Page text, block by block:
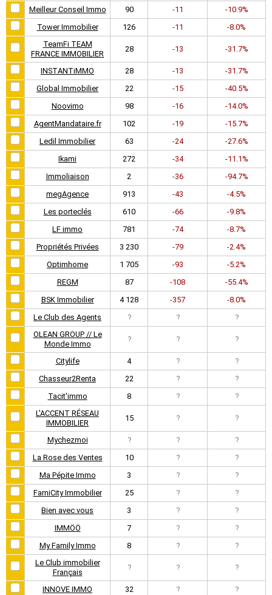
Meilleur Conseil Immo
90 -11
-10.9%
Tower Immobilier
126 -11
-8.0%
TeamFi TEAM
FRANCE IMMOBILIER
28 -13 -31.7%
INSTANTiMMO 28 -13
-31.7%
Global Immobilier
22 -15
-40.5%
Noovimo
98 -16
-14.0%
AgentMandataire.fr
102 -19
-15.7%
Ledil Immobilier
63 -24
-27.6%
Ikami
272 -34
-11.1%
Immoliaison
2 -36
-94.7%
megAgence
913 -43
-4.5%
Les porteclés
610 -66
-9.8%
LF immo
781 -74
-8.7%
Propriétés Privées
3 230 -79
-2.4%
Optimhome
1 705 -93
-5.2%
REGM
87 -108
-55.4%
BSK Immobilier
4 128 -357
-8.0%
Le Club des Agents
? ?
?
OLEAN GROUP // Le
Monde Immo
? ? ?
Citylife 4 ?
?
Chasseur2Renta
22 ?
?
Tacit'immo
8 ?
?
L'ACCENT RÉSEAU
IMMOBILIER
15 ? ?
Mychezmoi ? ?
?
La Rose des Ventes
10 ?
?
Ma Pépite Immo
3 ?
?
FamiCity Immobilier
25 ?
?
Bien avec vous
3 ?
?
IMMÖÖ
7 ?
?
My Family Immo
8 ?
?
Le Club immobilier
Français
? ? ?
INNOVE IMMO 32 ? ?